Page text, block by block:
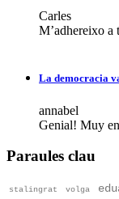
Carles
M’adhereixo a
La democracia
annabel
Genial! Muy
Paraules clau
stalingrat volga